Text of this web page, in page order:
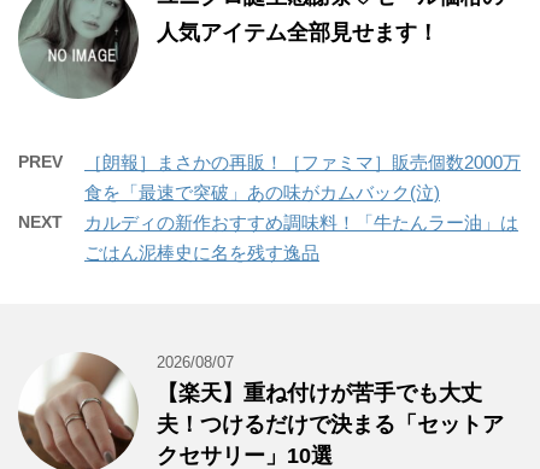
人気アイテム全部見せます！
PREV
［朗報］まさかの再販！［ファミマ］販売個数2000万
食を「最速で突破」あの味がカムバック(泣)
NEXT
カルディの新作おすすめ調味料！「牛たんラー油」は
ごはん泥棒史に名を残す逸品
2026/08/07
【楽天】重ね付けが苦手でも大丈
夫！つけるだけで決まる「セットア
クセサリー」10選